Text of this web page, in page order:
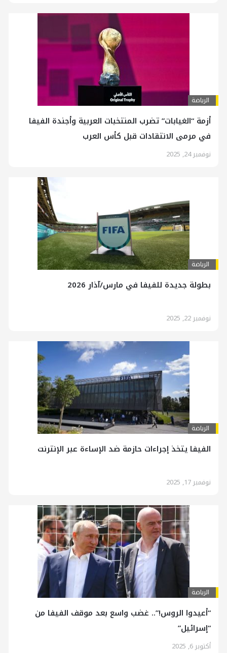
الرياضة
أزمة “الغيابات” تضرب المنتخبات العربية وأجندة الفيفا
في مرمى الانتقادات قبل كأس العرب
نوفمبر 24, 2025
الرياضة
بطولة جديدة للفيفا في مارس/آذار 2026
نوفمبر 22, 2025
الرياضة
الفيفا يتخذ إجراءات حازمة ضد الإساءة عبر الإنترنت
نوفمبر 17, 2025
الرياضة
“أعيدوا الروس!”.. غضب واسع بعد موقف الفيفا من
“إسرائيل”
أكتوبر 6, 2025